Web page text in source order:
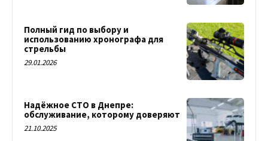
Полный гид по выбору и
использованию хронографа для
стрельбы
29.01.2026
Надёжное СТО в Днепре:
обслуживание, которому доверяют
21.10.2025